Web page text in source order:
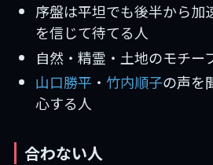
序盤は平坦でも後半から加
を信じて待てる人
自然・精霊・土地のモチー
山口勝平 ・ 竹内順子の声を
心する人
合わない人